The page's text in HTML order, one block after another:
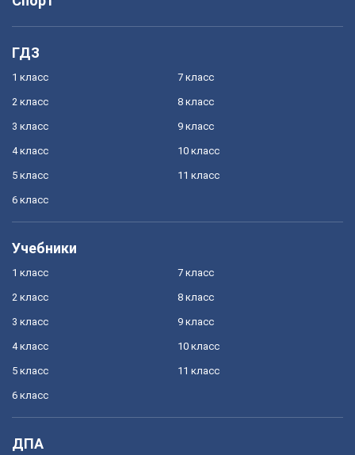
ГДЗ
1 класс
2 класс
3 класс
4 класс
5 класс
6 класс
7 класс
8 класс
9 класс
10 класс
11 класс
Учебники
1 класс
2 класс
3 класс
4 класс
5 класс
6 класс
7 класс
8 класс
9 класс
10 класс
11 класс
ДПА